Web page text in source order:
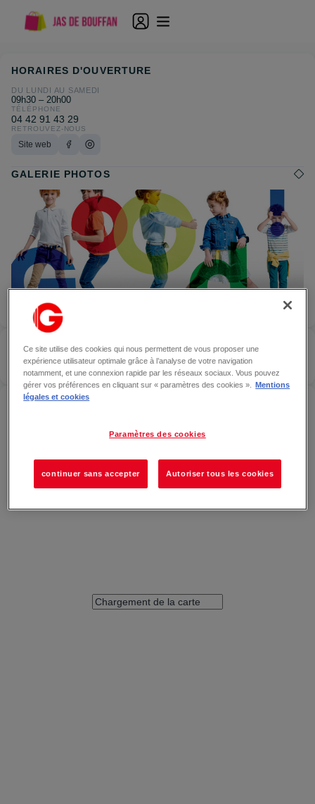
OKAIDI— AIX-EN-PROVENCE
FERMÉ
ACCÉDER À OKAIDI — AIX-EN-PROVENCE
HORAIRES D'OUVERTURE
DU LUNDI AU SAMEDI
09h30 – 20h00
TÉLÉPHONE
04 42 91 43 29
RETROUVEZ-NOUS
Site web
GALERIE PHOTOS
Ce site utilise des cookies qui nous permettent de vous proposer une
expérience utilisateur optimale grâce à l’analyse de votre navigation
notamment, et une connexion rapide par les réseaux sociaux. Vous pouvez
gérer vos préférences en cliquant sur « paramètres des cookies ».
Mentions
légales et cookies
Paramètres des cookies
continuer sans accepter Autoriser tous les cookies